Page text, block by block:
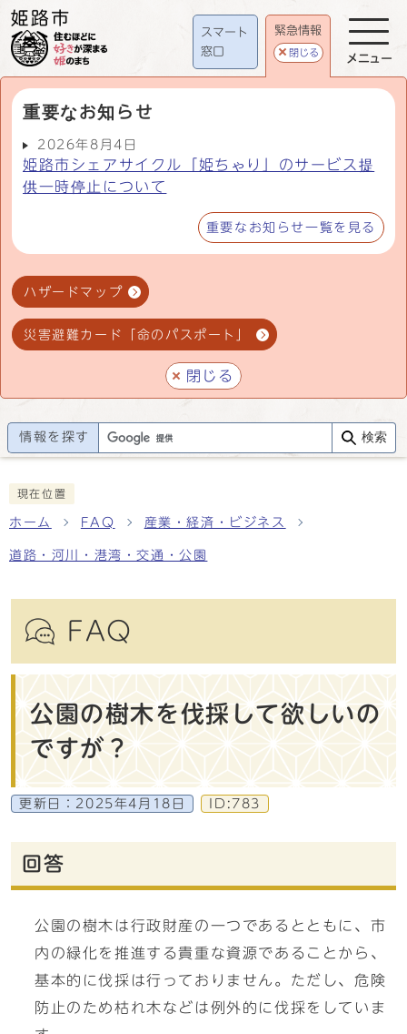
スマート
窓口
緊急情報
閉じる
重要なお知らせ
2026年8月4日
姫路市シェアサイクル「姫ちゃり」のサービス提
供一時停止について
重要なお知らせ一覧を見る
ハザードマップ
災害避難カード「命のパスポート」
閉じる
メニュー
情報を探す 検索
現在位置
ホーム FAQ 産業・経済・ビジネス
道路・河川・港湾・交通・公園
FAQ
公園の樹木を伐採して欲しいの
ですが？
更新日： 2025年4月18日 ID:783
回答
公園の樹木は行政財産の一つであるとともに、市
内の緑化を推進する貴重な資源であることから、
基本的に伐採は行っておりません。ただし、危険
防止のため枯れ木などは例外的に伐採をしていま